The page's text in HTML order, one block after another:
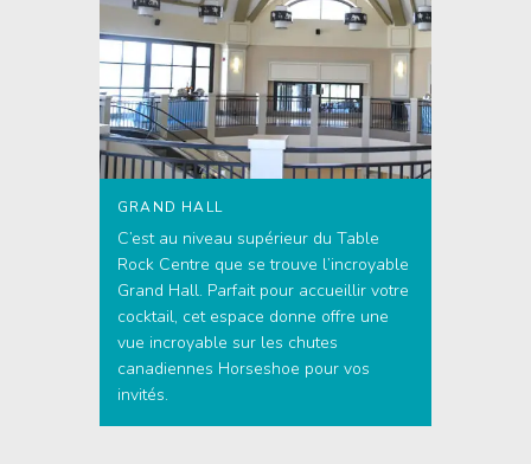
GRAND HALL
C’est au niveau supérieur du Table
Rock Centre que se trouve l’incroyable
Grand Hall. Parfait pour accueillir votre
cocktail, cet espace donne offre une
vue incroyable sur les chutes
canadiennes Horseshoe pour vos
invités.